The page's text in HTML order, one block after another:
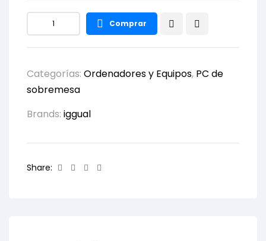
Comprar
Categorías: Ordenadores y Equipos, PC de
sobremesa
Brands: iggual
Share: Facebook
TwitterLinkedin